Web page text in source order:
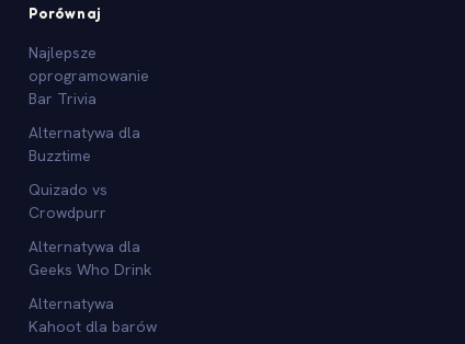
Porównaj
Najlepsze
oprogramowanie
Bar Trivia
Alternatywa dla
Buzztime
Quizado vs
Crowdpurr
Alternatywa dla
Geeks Who Drink
Alternatywa
Kahoot dla barów